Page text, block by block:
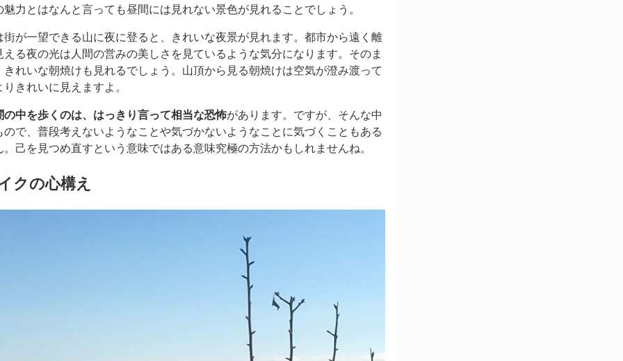
力とはなんと言っても昼間には見れない景色が見れることでしょう。
が一望できる山に夜に登ると、きれいな夜景が見れます。都市から遠く離
る夜の光は人間の営みの美しさを見ているような気分になります。そのま
れいな朝焼けも見れるでしょう。山頂から見る朝焼けは空気が澄み渡って
きれいに見えますよ。
の中を歩くのは、はっきり言って相当な恐怖があります。ですが、そんな中
で、普段考えないようなことや気づかないようなことに気づくこともある
己を見つめ直すという意味ではある意味究極の方法かもしれませんね。
クの心構え